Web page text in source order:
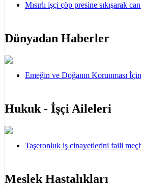
Mısırlı işçi çöp presine sıkışarak
Dünyadan Haberler
Emeğin ve Doğanın Korunması
Hukuk - İşçi Aileleri
Taşeronluk iş cinayetlerini faili
Meslek Hastalıkları